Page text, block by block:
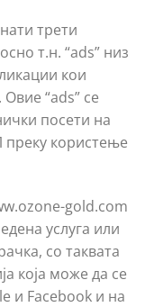
трети
т.н. “ads” низ
кои
“ads” се
посети на
користење
gold.com
услуга или
со таквата
која може да се
и Facebook и на